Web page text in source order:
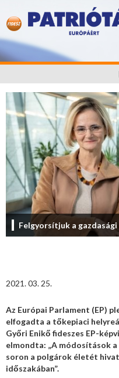
Felgyorsítjuk a
2021. 03. 25.
Az Európai Parlament (EP)
elfogadta a tőkepiaci
Győri Enikő fideszes EP-
elmondta: „A módosítások
soron a polgárok életét
időszakában”.